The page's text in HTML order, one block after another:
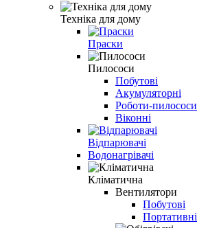
Техніка для дому
Праски
Пилососи
Побутові
Акумуляторні
Роботи-пилососи
Віконні
Відпарювачі
Водонагрівачі
Кліматична
Вентилятори
Побутові
Портативні